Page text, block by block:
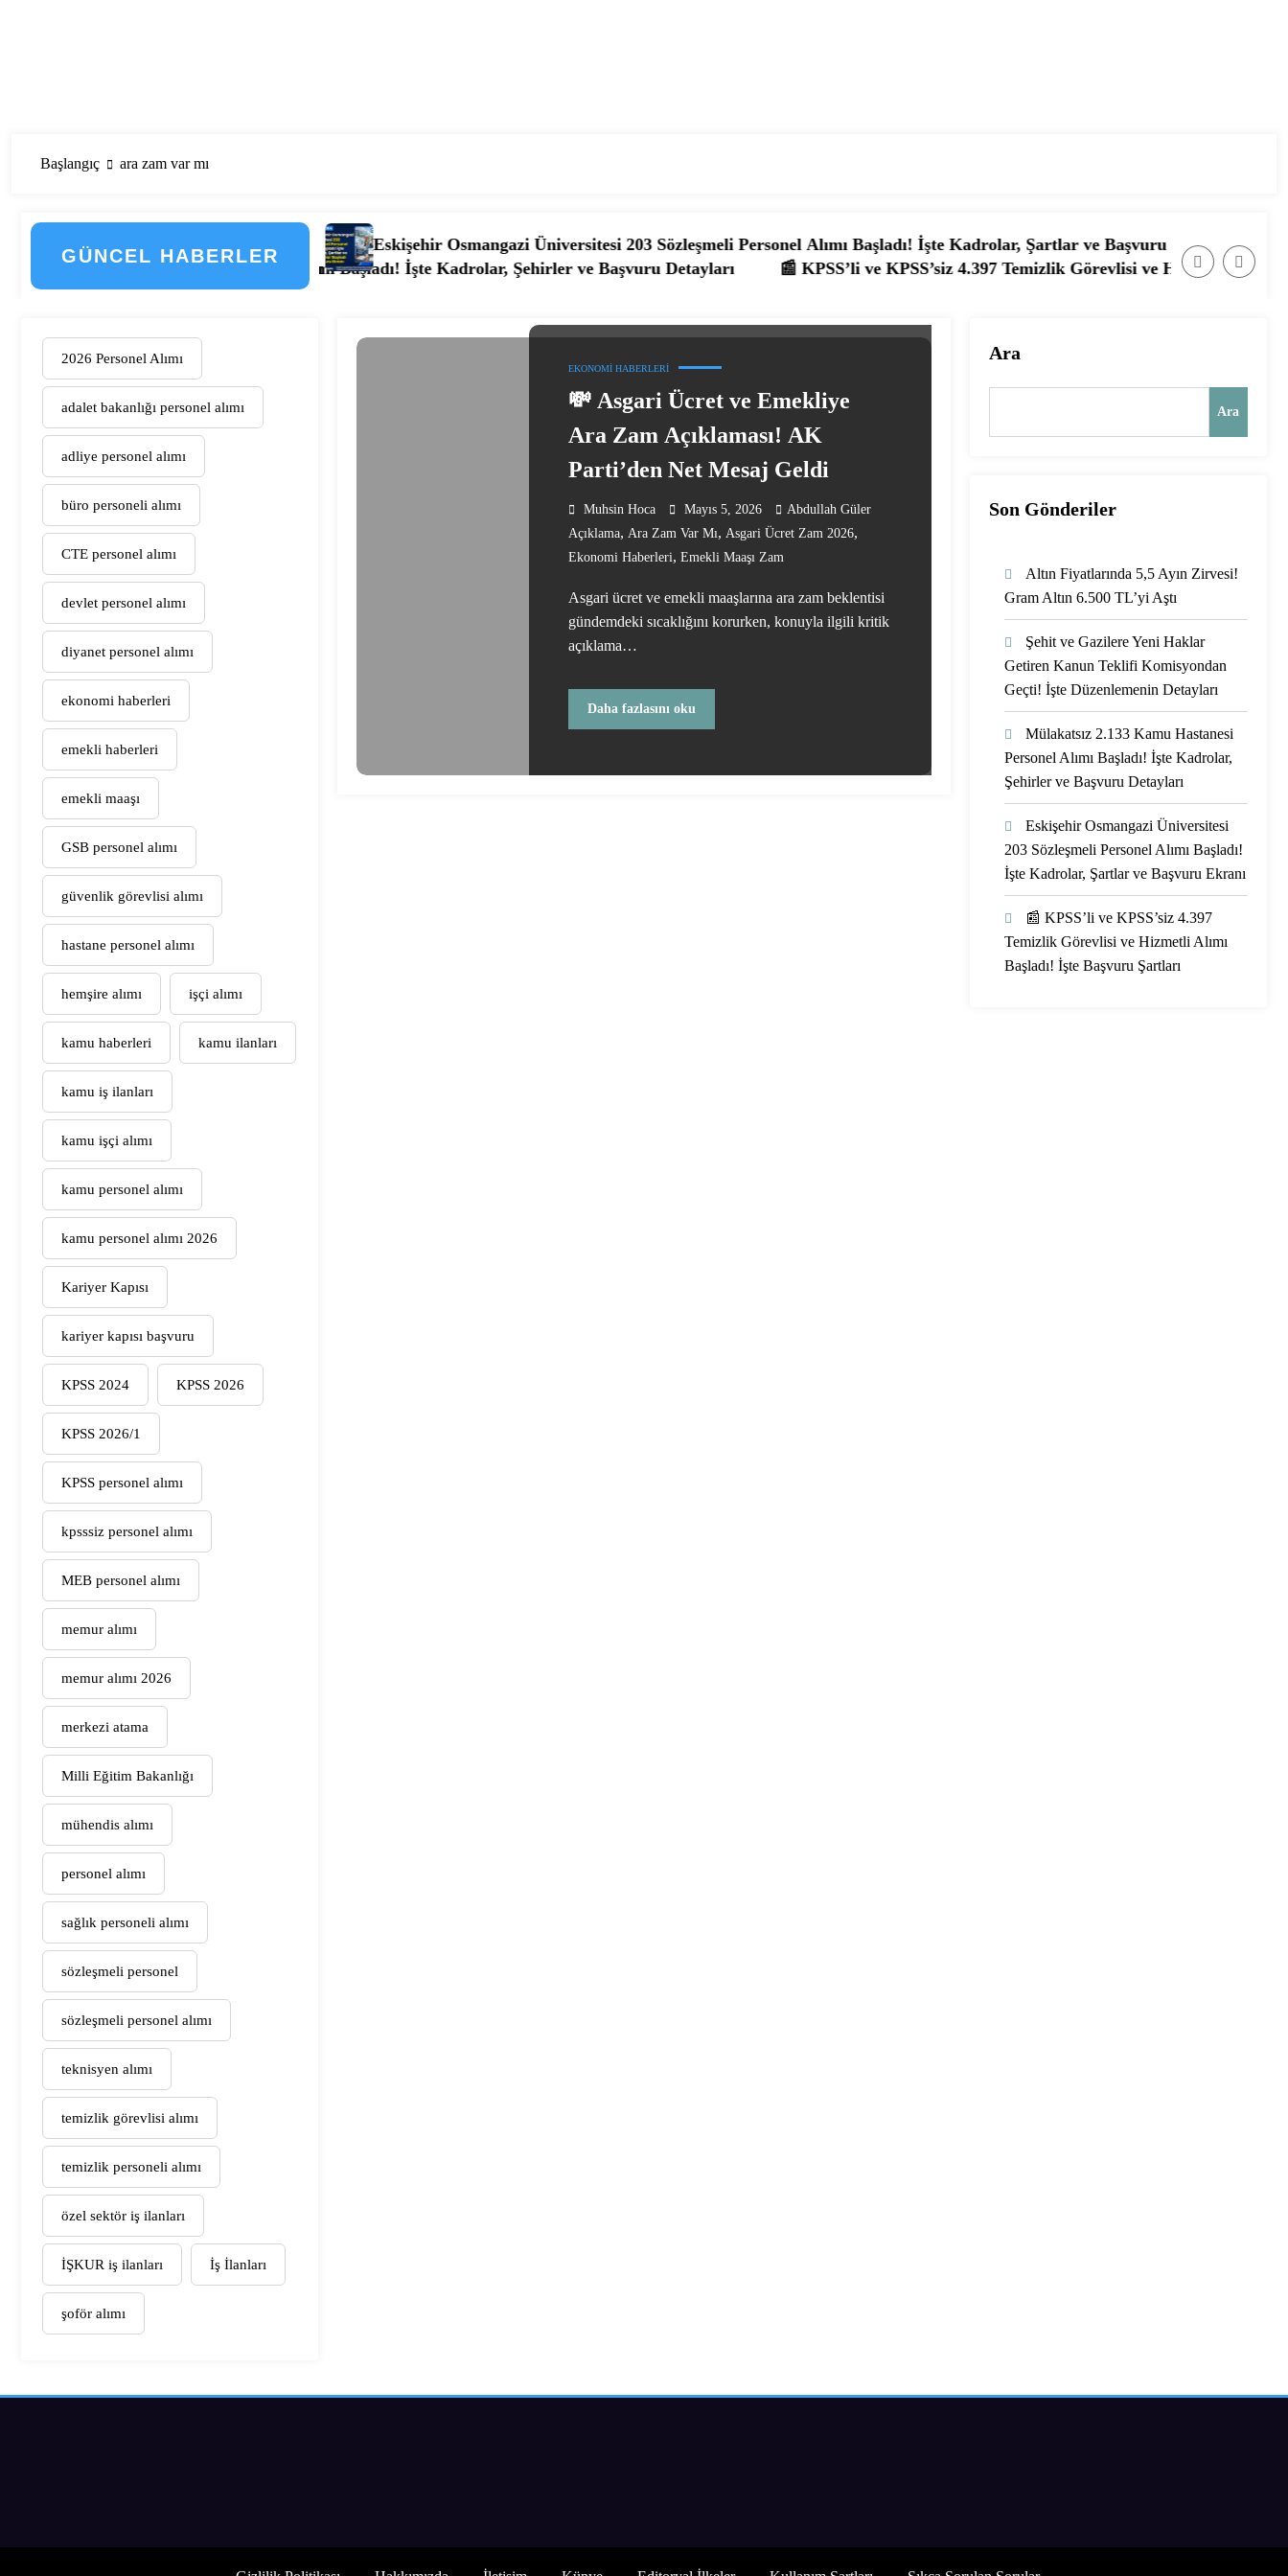
Başlangıç ara zam var mı
GÜNCEL HABERLER
Detayları
Hastanesi Personel Alımı Başladı! İşte Kadrolar, Şehirler ve Başvuru Detayları
Eskişehir Osmangazi Üniversitesi 203 Sözleşmeli Personel Alımı Başladı! İşte Kadrolar, Şartlar ve Başvuru Ekranı
📰 KPSS’li ve KPSS’siz 4.397 Temizlik Görevlisi ve Hizmetli Alımı Başladı! İşte
📰 Ağustos 2026’da Güvenlik
2026 Personel Alımı
adalet bakanlığı personel alımı
adliye personel alımı
büro personeli alımı
CTE personel alımı
devlet personel alımı
diyanet personel alımı
ekonomi haberleri
emekli haberleri
emekli maaşı
GSB personel alımı
güvenlik görevlisi alımı
hastane personel alımı
hemşire alımı işçi alımı
kamu haberleri kamu ilanları
kamu iş ilanları
kamu işçi alımı
kamu personel alımı
kamu personel alımı 2026
Kariyer Kapısı
kariyer kapısı başvuru
KPSS 2024 KPSS 2026
KPSS 2026/1
KPSS personel alımı
kpsssiz personel alımı
MEB personel alımı
memur alımı
memur alımı 2026
merkezi atama
Milli Eğitim Bakanlığı
mühendis alımı
personel alımı
sağlık personeli alımı
sözleşmeli personel
sözleşmeli personel alımı
teknisyen alımı
temizlik görevlisi alımı
temizlik personeli alımı
özel sektör iş ilanları
İŞKUR iş ilanları İş İlanları
şoför alımı
EKONOMI HABERLERI
💸 Asgari Ücret ve Emekliye
Ara Zam Açıklaması! AK
Parti’den Net Mesaj Geldi
Muhsin Hoca Mayıs 5, 2026
Abdullah Güler
Açıklama, Ara Zam Var Mı, Asgari Ücret Zam 2026,
Ekonomi Haberleri, Emekli Maaşı Zam
Asgari ücret ve emekli maaşlarına ara zam beklentisi
gündemdeki sıcaklığını korurken, konuyla ilgili kritik
açıklama…
Daha fazlasını oku
Ara
Ara
Son Gönderiler
Altın Fiyatlarında 5,5 Ayın Zirvesi!
Gram Altın 6.500 TL’yi Aştı
Şehit ve Gazilere Yeni Haklar
Getiren Kanun Teklifi Komisyondan
Geçti! İşte Düzenlemenin Detayları
Mülakatsız 2.133 Kamu Hastanesi
Personel Alımı Başladı! İşte Kadrolar,
Şehirler ve Başvuru Detayları
Eskişehir Osmangazi Üniversitesi
203 Sözleşmeli Personel Alımı Başladı!
İşte Kadrolar, Şartlar ve Başvuru Ekranı
📰 KPSS’li ve KPSS’siz 4.397
Temizlik Görevlisi ve Hizmetli Alımı
Başladı! İşte Başvuru Şartları